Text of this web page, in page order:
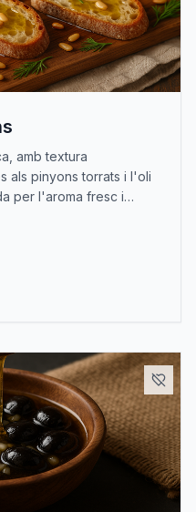
amb textura
als pinyons torrats i l'oli
per l'aroma fresc i